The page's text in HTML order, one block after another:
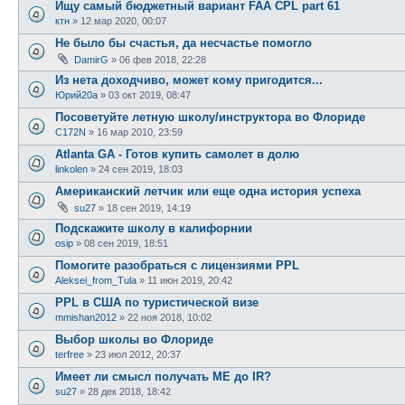
Ищу самый бюджетный вариант FAA CPL part 61
ктн » 12 мар 2020, 00:07
Не было бы счастья, да несчастье помогло
DamirG » 06 фев 2018, 22:28
Из нета доходчиво, может кому пригодится...
Юрий20а » 03 окт 2019, 08:47
Посоветуйте летную школу/инструктора во Флориде
C172N » 16 мар 2010, 23:59
Atlanta GA - Готов купить самолет в долю
linkolen » 24 сен 2019, 18:03
Американский летчик или еще одна история успеха
su27 » 18 сен 2019, 14:19
Подскажите школу в калифорнии
osip » 08 сен 2019, 18:51
Помогите разобраться с лицензиями PPL
Aleksei_from_Tula » 11 июн 2019, 20:42
PPL в США по туристической визе
mmishan2012 » 22 ноя 2018, 10:02
Выбор школы во Флориде
terfree » 23 июл 2012, 20:37
Имеет ли смысл получать ME до IR?
su27 » 28 дек 2018, 18:42